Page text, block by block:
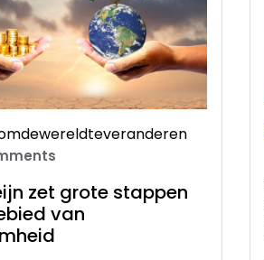
zet grote stappen
van